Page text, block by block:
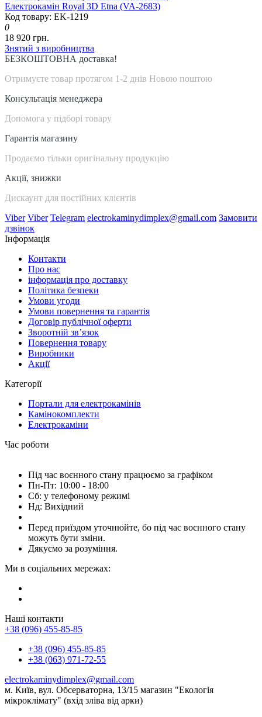
Електрокамін Royal 3D Etna (VA-2683)
Код товару: EK-1219
0
18 920 грн.
Знятий з виробництва
БЕЗКОШТОВНА доставка!
Отримуєте товар протягом 1-2 днів Новою поштою
Консультація менеджера
Допомога у підборі товару
Гарантія магазину
Продаємо тільки оригінальну продукцію
Акції, знижки
Дискаунт для постійних клієнтів
Viber Viber Telegram electrokaminydimplex@gmail.com Замовити
дзвінок
Інформація
Контакти
Про нас
інформація про доставку
Політика безпеки
Умови угоди
Умови повернення та гарантія
Договір публічної оферти
Зворотній зв’язок
Повернення товару
Виробники
Акції
Категорії
Портали для електрокамінів
Камінокомплекти
Електрокаміни
Час роботи
Під час воєнного стану працюємо за графіком
Пн-Пт: 10:00 - 18:00
Сб: у телефоному режимі
Нд: Вихідний
Перед приїздом уточнюйте, бо під час воєнного стану
можуть бути зміни.
Дякуємо за розуміння.
Ми в соціальних мережах:
Наші контакти
+38 (096) 455-85-85
+38 (096) 455-85-85
+38 (063) 971-72-55
electrokaminydimplex@gmail.com
м. Київ, вул. Обсерваторна, 13/15 магазин "Екологія
мікроклімату" (вхід зліва від арки)